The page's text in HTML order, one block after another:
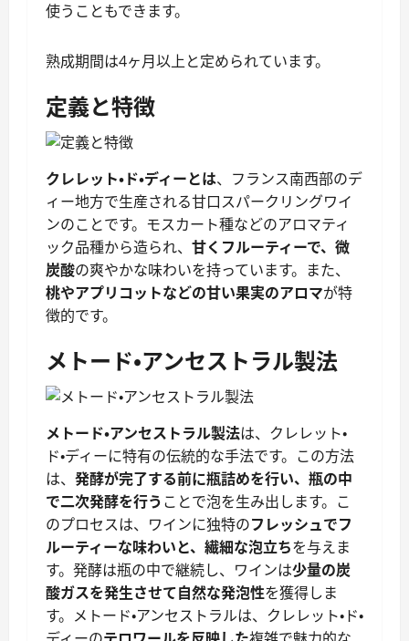
使うこともできます。
熟成期間は4ヶ月以上と定められています。
定義と特徴
クレレット・ド・ディーとは、フランス南西部のデ
ィー地方で生産される甘口スパークリングワイ
ンのことです。モスカート種などのアロマティ
ック品種から造られ、 甘くフルーティーで、微
炭酸の爽やかな味わいを持っています。また、
桃やアプリコットなどの甘い果実のアロマが特
徴的です。
メトード・アンセストラル製法
メトード・アンセストラル製法は、クレレット・
ド・ディーに特有の伝統的な手法です。この方法
は、 発酵が完了する前に瓶詰めを行い、瓶の中
で二次発酵を行うことで泡を生み出します。こ
のプロセスは、ワインに独特のフレッシュでフ
ルーティーな味わいと、繊細な泡立ちを与えま
す。発酵は瓶の中で継続し、ワインは少量の炭
酸ガスを発生させて自然な発泡性を獲得しま
す。メトード・アンセストラルは、クレレット・ド・